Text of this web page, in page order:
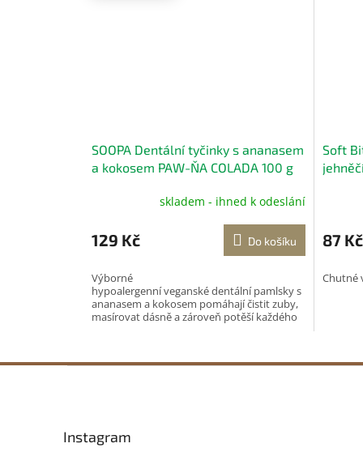
SOOPA Dentální tyčinky s ananasem
a kokosem PAW-ŇA COLADA 100 g
skladem - ihned k odeslání
129 Kč Do košíku
Výborné
hypoalergenní veganské dentální pamlsky s
ananasem a kokosem pomáhají čistit zuby,
masírovat dásně a zároveň potěší každého
Soft
produktu
je
z
87 Kč
Chutné
Instagram